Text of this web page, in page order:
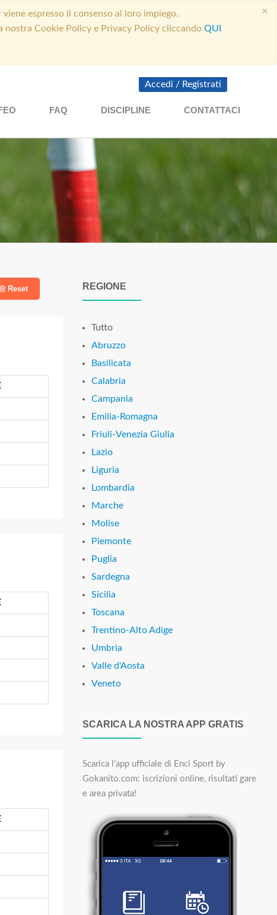
×
espresso il consenso al loro impiego.
nostra Cookie Policy e Privacy Policy cliccando QUI
FAQ DISCIPLINE CONTATTACI
Accedi / Registrati
Reset REGIONE
Tutto
Abruzzo
Basilicata
Calabria
Campania
Emilia-Romagna
Friuli-Venezia Giulia
Lazio
Liguria
Lombardia
Marche
Molise
Piemonte
Puglia
Sardegna
Sicilia
Toscana
Trentino-Alto Adige
Umbria
Valle d'Aosta
Veneto
SCARICA LA NOSTRA APP GRATIS
Scarica l'app ufficiale di Enci Sport by
Gokanito.com: iscrizioni online, risultati gare
e area privata!